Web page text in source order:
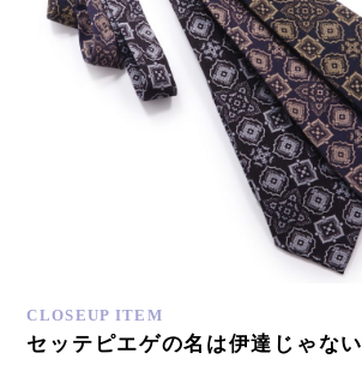
CLOSEUP ITEM
セッテピエゲの名は伊達じゃない